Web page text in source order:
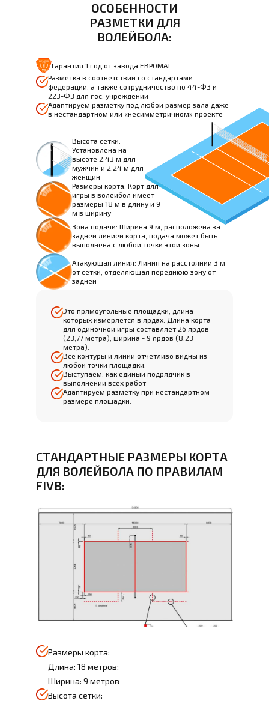
ОСОБЕННОСТИ
РАЗМЕТКИ ДЛЯ
ВОЛЕЙБОЛА:
Разметка в соответствии со стандартами
федерации, а также сотрудничество по 44-ФЗ и
223-ФЗ для гос. учреждений
Гарантия 1 год от завода ЕВРОМАТ
Адаптируем разметку под любой размер зала даже
в нестандартном или «несимметричном» проекте
Высота сетки:
Установлена на
высоте 2,43 м для
мужчин и 2,24 м для
женщин
Размеры корта: Корт для
игры в волейбол имеет
размеры 18 м в длину и 9
м в ширину
Зона подачи: Ширина 9 м, расположена за
задней линией корта, подача может быть
выполнена с любой точки этой зоны
Атакующая линия: Линия на расстоянии 3 м
от сетки, отделяющая переднюю зону от
задней
Это прямоугольные площадки, длина
которых измеряется в ярдах. Длина корта
для одиночной игры составляет 26 ярдов
(23,77 метра), ширина - 9 ярдов (8,23
метра).
Все контуры и линии отчётливо видны из
любой точки площадки.
Выступаем, как единый подрядчик в
выполнении всех работ
Адаптируем разметку при нестандартном
размере площадки.
СТАНДАРТНЫЕ РАЗМЕРЫ КОРТА
ДЛЯ ВОЛЕЙБОЛА ПО ПРАВИЛАМ
FIVB:
Размеры корта:
Длина: 18 метров;
Ширина: 9 метров
Высота сетки: